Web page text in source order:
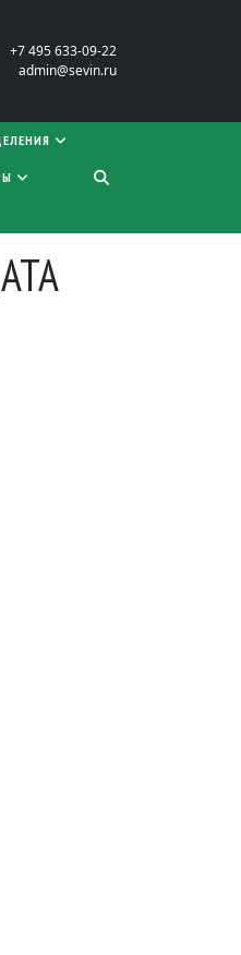
+7 495 633-09-22
admin@sevin.ru